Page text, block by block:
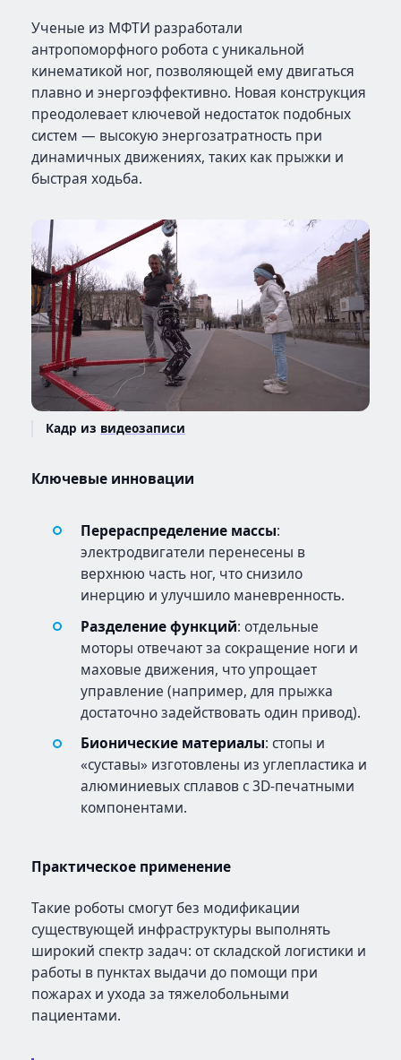
Ученые из МФТИ разработали
антропоморфного робота с уникальной
кинематикой ног, позволяющей ему двигаться
плавно и энергоэффективно. Новая конструкция
преодолевает ключевой недостаток подобных
систем — высокую энергозатратность при
динамичных движениях, таких как прыжки и
быстрая ходьба.
Кадр из видеозаписи
Ключевые инновации
Перераспределение массы:
электродвигатели перенесены в
верхнюю часть ног, что снизило
инерцию и улучшило маневренность.
Разделение функций: отдельные
моторы отвечают за сокращение ноги и
маховые движения, что упрощает
управление (например, для прыжка
достаточно задействовать один привод).
Бионические материалы: стопы и
«суставы» изготовлены из углепластика и
алюминиевых сплавов с 3D-печатными
компонентами.
Практическое применение
Такие роботы смогут без модификации
существующей инфраструктуры выполнять
широкий спектр задач: от складской логистики и
работы в пунктах выдачи до помощи при
пожарах и ухода за тяжелобольными
пациентами.